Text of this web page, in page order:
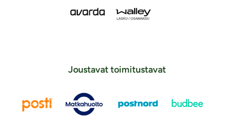
Joustavat toimitustavat